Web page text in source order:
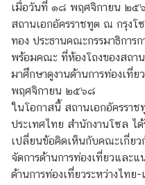
น
เ
อ
ก
อั
ค
ร
ร
า
ช
ทู
เมื่อวันที่ ๑๘ พฤศจิกายน ๒๕
สถานเอกอัครราชทูต ณ กรุงโ
ทอง ประธานคณะกรรมาธิการ
พร้อมคณะ ที่ห้องโถงของสถา
มาศึกษาดูงานด้านการท่องเที่
พฤศจิกายน ๒๕๖๘
ในโอกาสนี้ สถานเอกอัครราช
ประเทศไทย สำนักงานโซล ไ
เปลี่ยนข้อคิดเห็นกับคณะเกี่ย
จัดการด้านการท่องเที่ยวและ
ด้านการท่องเที่ยวระหว่างไทย